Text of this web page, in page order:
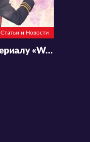
Статьи и Новости
Тизеры персонажей к сериалу «Watashi no Shiawase na Kekkon»